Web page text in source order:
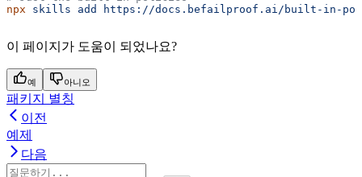
npx skills add https://docs.befailproof.ai/built-in-
이 페이지가 도움이 되었나요?
예 아니오
패키지 별칭
이전
예제
다음